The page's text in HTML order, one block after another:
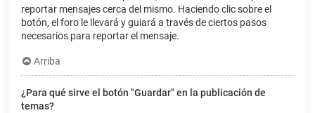
reportar mensajes cerca del mismo. Haciendo clic sobre el
botón, el foro le llevará y guiará a través de ciertos pasos
necesarios para reportar el mensaje.
Arriba
¿Para qué sirve el botón "Guardar" en la publicación de
temas?